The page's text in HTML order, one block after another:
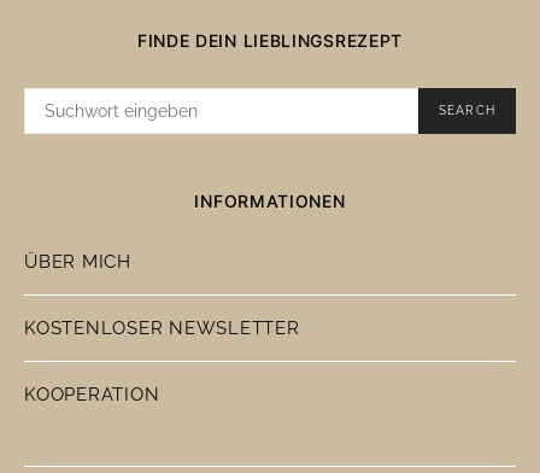
FINDE DEIN LIEBLINGSREZEPT
SUCHE
SEARCH
INFORMATIONEN
ÜBER MICH
KOSTENLOSER NEWSLETTER
KOOPERATION